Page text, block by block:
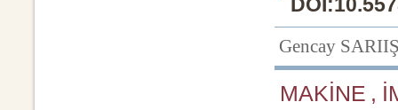
Gencay
MAKİNE ,